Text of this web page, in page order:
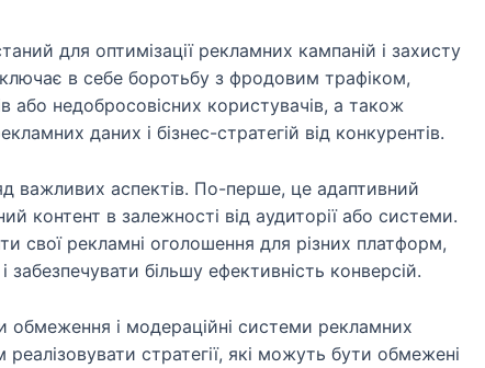
для оптимізації рекламних кампаній і захисту
в себе боротьбу з фродовим трафіком,
або недобросовісних користувачів, а також
даних і бізнес-стратегій від конкурентів.
важливих аспектів. По-перше, це адаптивний
контент в залежності від аудиторії або системи.
свої рекламні оголошення для різних платформ,
більшу ефективність конверсій.
обмеження і модераційні системи рекламних
стратегії, які можуть бути обмежені